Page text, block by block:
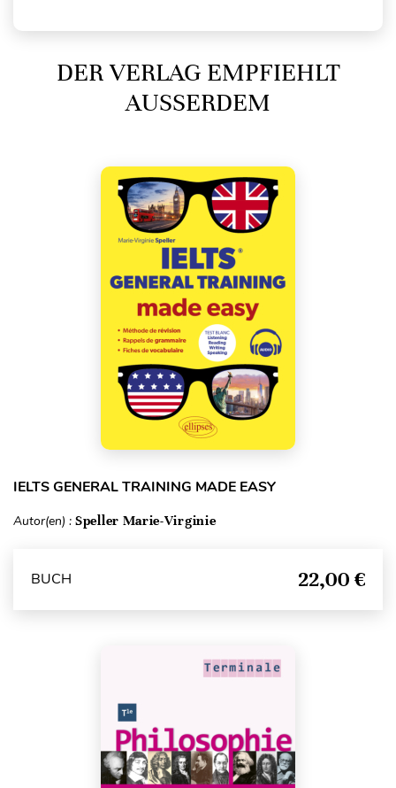
DER VERLAG EMPFIEHLT
AUSSERDEM
IELTS GENERAL TRAINING MADE EASY
Autor(en) : Speller Marie-Virginie
BUCH 22,00 €